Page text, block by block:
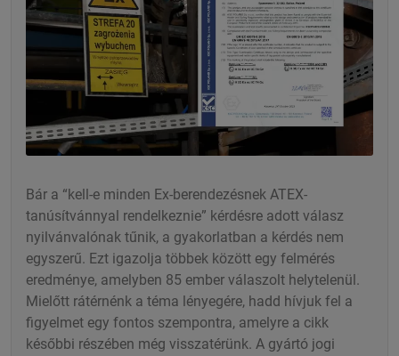
Bár a “kell-e minden Ex-berendezésnek ATEX-
tanúsítvánnyal rendelkeznie” kérdésre adott válasz
nyilvánvalónak tűnik, a gyakorlatban a kérdés nem
egyszerű. Ezt igazolja többek között egy felmérés
eredménye, amelyben 85 ember válaszolt helytelenül.
Mielőtt rátérnénk a téma lényegére, hadd hívjuk fel a
figyelmet egy fontos szempontra, amelyre a cikk
későbbi részében még visszatérünk. A gyártó jogi